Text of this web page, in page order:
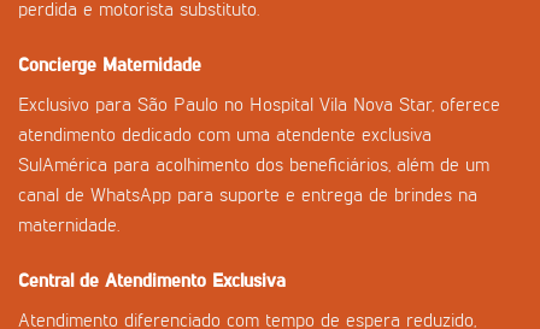
perdida e motorista substituto.
Concierge Maternidade
Exclusivo para São Paulo no Hospital Vila Nova Star, oferece
atendimento dedicado com uma atendente exclusiva
SulAmérica para acolhimento dos beneficiários, além de um
canal de WhatsApp para suporte e entrega de brindes na
maternidade.
Central de Atendimento Exclusiva
Atendimento diferenciado com tempo de espera reduzido,